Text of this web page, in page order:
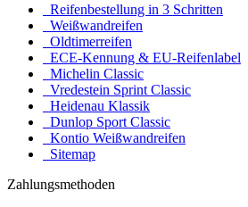
Reifenbestellung in 3 Schritten
Weißwandreifen
Oldtimerreifen
ECE-Kennung & EU-Reifenlabel
Michelin Classic
Vredestein Sprint Classic
Heidenau Klassik
Dunlop Sport Classic
Kontio Weißwandreifen
Sitemap
Zahlungsmethoden